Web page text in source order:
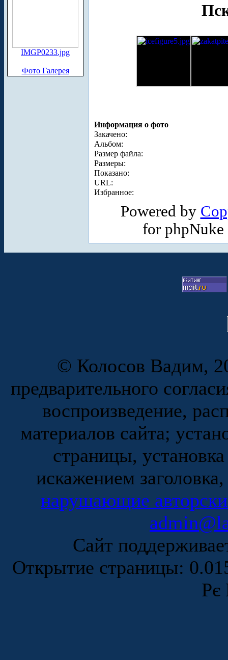
IMGP0233.jpg
Фото Галерея
Информация о фото
Закачено:
Альбом:
Размер файла:
Размеры:
Показано:
URL:
Избранное:
Powered by
for
© Колосов Вадим,
предварительного
воспроизведение,
материалов сайта;
страницы,
искажением
нарушающие
Сайт
Открытие страницы:
Рє